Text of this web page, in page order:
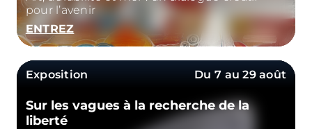
pour l’avenir
ENTREZ
Exposition Du 7 au 29 août
Sur les vagues à la recherche de la
liberté